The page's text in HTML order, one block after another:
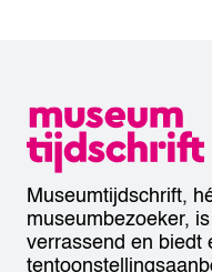
Museumtijdschrift,
museumbezoeker,
verrassend en biedt